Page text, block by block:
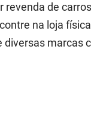
revenda de
na loja
diversas marcas